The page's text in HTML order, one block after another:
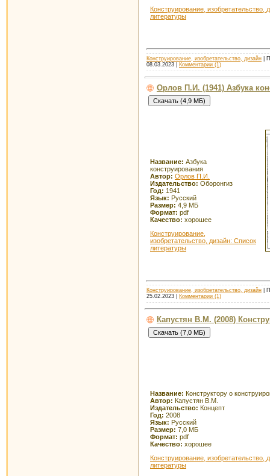
Конструирование, изобретательство,
литературы
Конструирование, изобретательство, дизайн |
08.03.2023
Комментарии (1)
Орлов П.И. (1941) Азбука
Название: Азбука
конструирования
Автор: Орлов П.И.
Издательство: Оборонгиз
Год: 1941
Язык: Русский
Размер: 4,9 МБ
Формат: pdf
Качество: хорошее
Конструирование,
изобретательство, дизайн: Список
литературы
Конструирование, изобретательство, дизайн |
25.02.2023
Комментарии (1)
Капустян В.М. (2008)
Название: Конструктору о
Автор: Капустян В.М.
Издательство: Концепт
Год: 2008
Язык: Русский
Размер: 7,0 МБ
Формат: pdf
Качество: хорошее
Конструирование, изобретательство,
литературы